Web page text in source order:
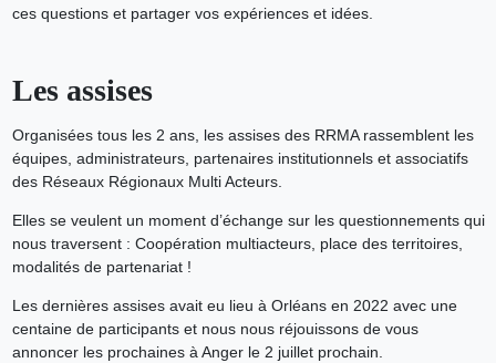
ces questions et partager vos expériences et idées.
Les assises
Organisées tous les 2 ans, les assises des RRMA rassemblent les
équipes, administrateurs, partenaires institutionnels et associatifs
des Réseaux Régionaux Multi Acteurs.
Elles se veulent un moment d’échange sur les questionnements qui
nous traversent : Coopération multiacteurs, place des territoires,
modalités de partenariat !
Les dernières assises avait eu lieu à Orléans en 2022 avec une
centaine de participants et nous nous réjouissons de vous
annoncer les prochaines à Anger le 2 juillet prochain.